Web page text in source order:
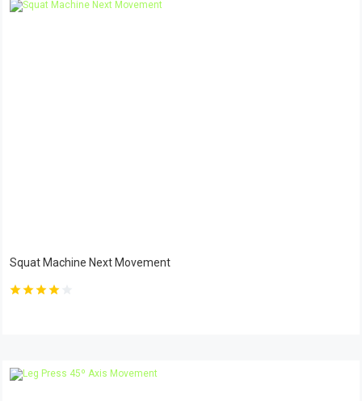
Squat Machine Next Movement